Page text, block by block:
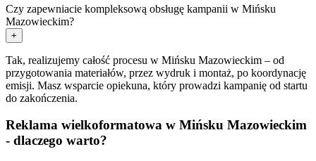
Czy zapewniacie kompleksową obsługę kampanii w Mińsku
Mazowieckim?
+
Tak, realizujemy całość procesu w Mińsku Mazowieckim – od
przygotowania materiałów, przez wydruk i montaż, po koordynację
emisji. Masz wsparcie opiekuna, który prowadzi kampanię od startu
do zakończenia.
Reklama wielkoformatowa w Mińsku Mazowieckim
- dlaczego warto?